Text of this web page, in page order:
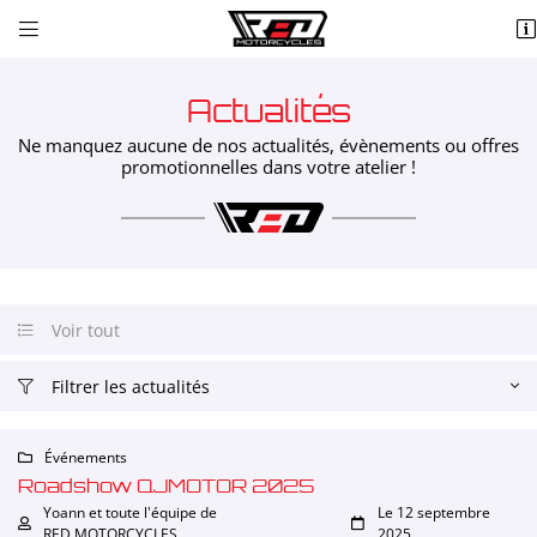
 
Adresse email de réception

 Rafraîchir le captcha
Actualités
Ne manquez aucune de nos actualités, évènements ou offres
promotionnelles dans votre atelier !
 Voir tout
 Filtrer les actualités
 Événements
Roadshow QJMOTOR 2025

Yoann et toute l'équipe de

Le 12 septembre